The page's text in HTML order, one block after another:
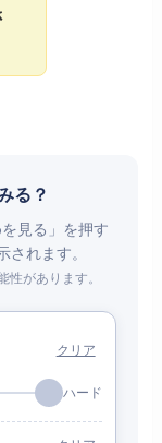
る？
見る」を押す
されます。
があります。
クリア
ハード